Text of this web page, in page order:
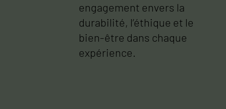
engagement envers la
durabilité, l’éthique et le
bien-être dans chaque
expérience.